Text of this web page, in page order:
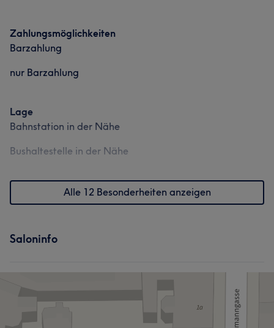
Zahlungsmöglichkeiten
Barzahlung
nur Barzahlung
Lage
Bahnstation in der Nähe
Bushaltestelle in der Nähe
Alle 12 Besonderheiten anzeigen
Saloninfo